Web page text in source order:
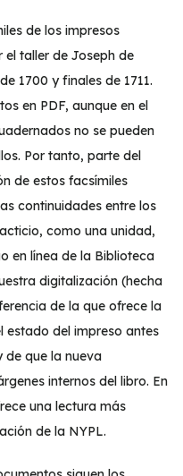
de los impresos
taller de Joseph de
1700 y finales de 1711.
en PDF, aunque en el
no se pueden
Por tanto, parte del
de estos facsímiles
continuidades entre los
como una unidad,
en línea de la Biblioteca
digitalización (hecha
de la que ofrece la
estado del impreso antes
de que la nueva
internos del libro. En
una lectura más
de la NYPL.